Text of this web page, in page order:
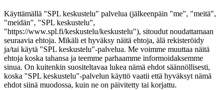
Käyttämällä "SPL keskustelu" palvelua (jälkeenpäin "me", "meitä",
"meidän", "SPL keskustelu",
"https://www.spl.fi/keskustelu/keskustelu"), sitoudut noudattamaan
seuraavia ehtoja. Mikäli et hyväksy näitä ehtoja, älä rekisteröidy
ja/tai käytä "SPL keskustelu"-palvelua. Me voimme muuttaa näitä
ehtoja koska tahansa ja teemme parhaamme informoidaksemme
sinua. On kuitenkin suositeltavaa lukea nämä ehdot säännöllisesti,
koska "SPL keskustelu"-palvelun käyttö vaatii että hyväksyt nämä
ehdot siinä muodossa, kuin ne on päivitetty tai korjattu.